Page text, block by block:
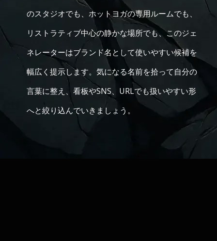
のスタジオでも、ホットヨガの専用ルームでも、
リストラティブ中心の静かな場所でも、このジェ
ネレーターはブランド名として使いやすい候補を
幅広く提示します。気になる名前を拾って自分の
言葉に整え、看板やSNS、URLでも扱いやすい形
へと絞り込んでいきましょう。